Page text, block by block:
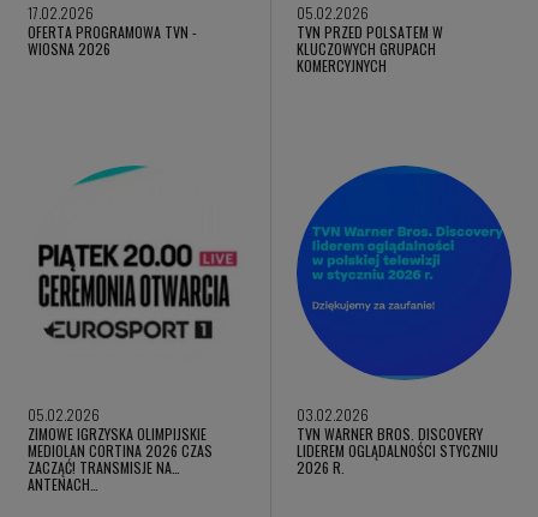
17.02.2026
OFERTA PROGRAMOWA TVN -
WIOSNA 2026
05.02.2026
TVN PRZED POLSATEM W
KLUCZOWYCH GRUPACH
KOMERCYJNYCH
05.02.2026
ZIMOWE IGRZYSKA OLIMPIJSKIE
MEDIOLAN CORTINA 2026 CZAS
ZACZĄĆ! TRANSMISJE NA
ANTENACH…
03.02.2026
TVN WARNER BROS. DISCOVERY
LIDEREM OGLĄDALNOŚCI STYCZNIU
2026 R.